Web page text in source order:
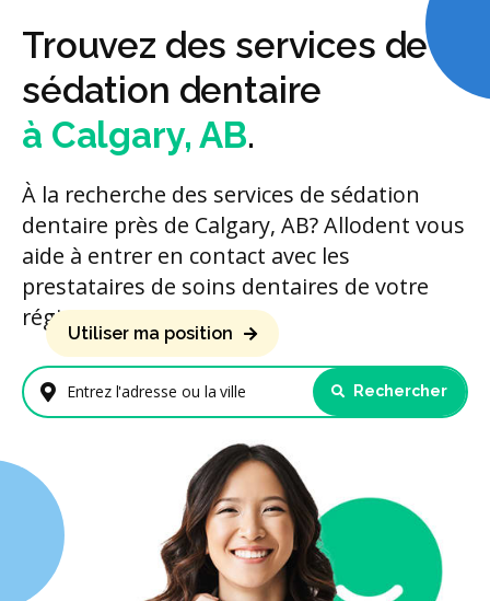
Trouvez des services de
sédation dentaire
à Calgary, AB.
À la recherche des services de sédation
dentaire près de Calgary, AB? Allodent vous
aide à entrer en contact avec les
prestataires de soins dentaires de votre
région.
Entrez l'adresse ou la ville
Utiliser ma position
Rechercher